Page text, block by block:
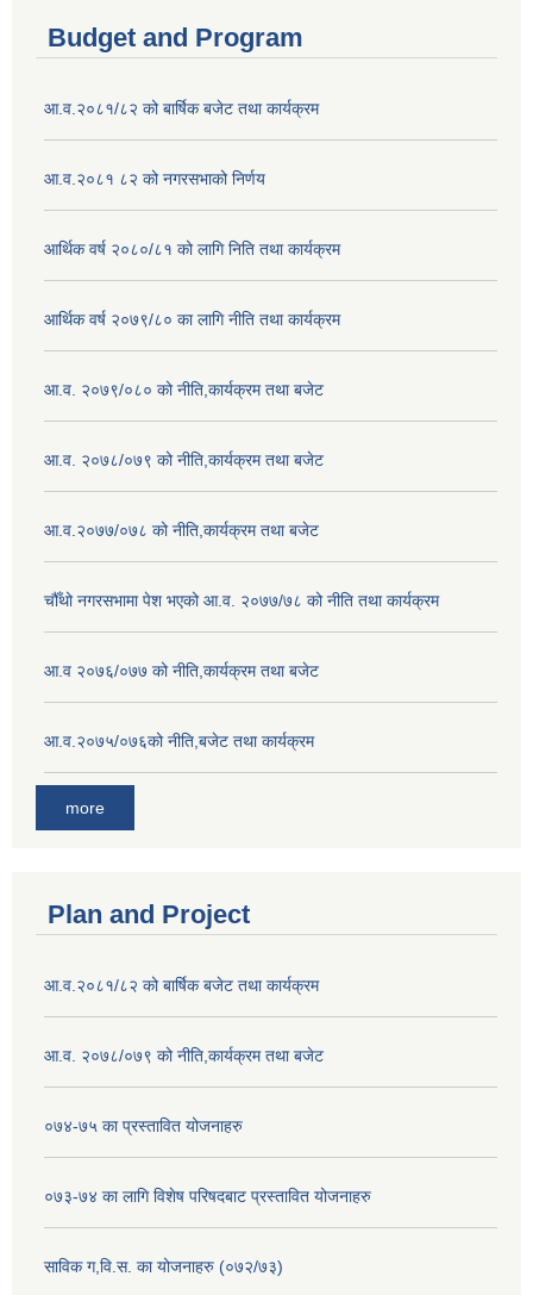
Budget and Program
आ.व.२०८१/८२ को बार्षिक बजेट तथा कार्यक्रम
आ.व.२०८१ ८२ को नगरसभाको निर्णय
आर्थिक वर्ष २०८०/८१ को लागि निति तथा कार्यक्रम
आर्थिक वर्ष २०७९/८० का लागि नीति तथा कार्यक्रम
आ.व. २०७९/०८० को नीति,कार्यक्रम तथा बजेट
आ.व. २०७८/०७९ को नीति,कार्यक्रम तथा बजेट
आ.व.२०७७/०७८ को नीति,कार्यक्रम तथा बजेट
चौँथो नगरसभामा पेश भएको आ.व. २०७७/७८ को नीति तथा कार्यक्रम
आ.व २०७६/०७७ को नीति,कार्यक्रम तथा बजेट
आ.व.२०७५/०७६को नीति,बजेट तथा कार्यक्रम
more
Plan and Project
आ.व.२०८१/८२ को बार्षिक बजेट तथा कार्यक्रम
आ.व. २०७८/०७९ को नीति,कार्यक्रम तथा बजेट
०७४-७५ का प्रस्तावित योजनाहरु
०७३-७४ का लागि विशेष परिषदबाट प्रस्तावित योजनाहरु
साविक ग,वि.स. का योजनाहरु (०७२/७३)